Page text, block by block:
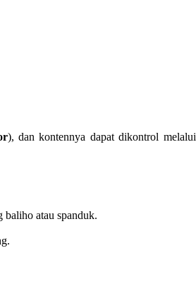
), dan kontennya dapat dikontrol melalui
atau spanduk.